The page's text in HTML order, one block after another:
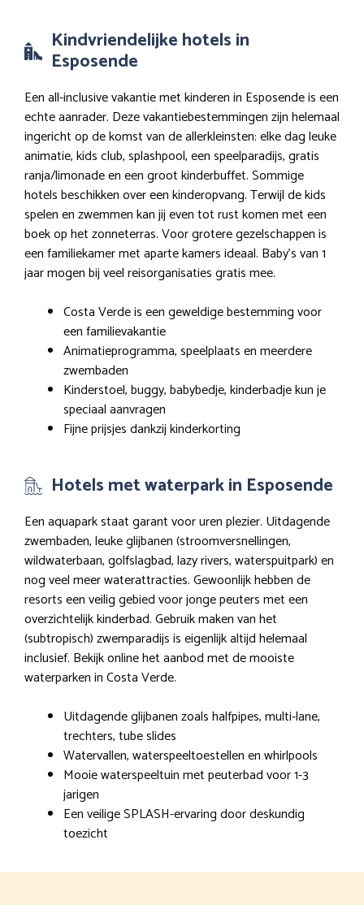
Kindvriendelijke hotels in
Esposende
Een all-inclusive vakantie met kinderen in Esposende is een
echte aanrader. Deze vakantiebestemmingen zijn helemaal
ingericht op de komst van de allerkleinsten: elke dag leuke
animatie, kids club, splashpool, een speelparadijs, gratis
ranja/limonade en een groot kinderbuffet. Sommige
hotels beschikken over een kinderopvang. Terwijl de kids
spelen en zwemmen kan jij even tot rust komen met een
boek op het zonneterras. Voor grotere gezelschappen is
een familiekamer met aparte kamers ideaal. Baby’s van 1
jaar mogen bij veel reisorganisaties gratis mee.
Costa Verde is een geweldige bestemming voor
een familievakantie
Animatieprogramma, speelplaats en meerdere
zwembaden
Kinderstoel, buggy, babybedje, kinderbadje kun je
speciaal aanvragen
Fijne prijsjes dankzij kinderkorting
Hotels met waterpark in Esposende
Een aquapark staat garant voor uren plezier. Uitdagende
zwembaden, leuke glijbanen (stroomversnellingen,
wildwaterbaan, golfslagbad, lazy rivers, waterspuitpark) en
nog veel meer waterattracties. Gewoonlijk hebben de
resorts een veilig gebied voor jonge peuters met een
overzichtelijk kinderbad. Gebruik maken van het
(subtropisch) zwemparadijs is eigenlijk altijd helemaal
inclusief. Bekijk online het aanbod met de mooiste
waterparken in Costa Verde.
Uitdagende glijbanen zoals halfpipes, multi-lane,
trechters, tube slides
Watervallen, waterspeeltoestellen en whirlpools
Mooie waterspeeltuin met peuterbad voor 1-3
jarigen
Een veilige SPLASH-ervaring door deskundig
toezicht